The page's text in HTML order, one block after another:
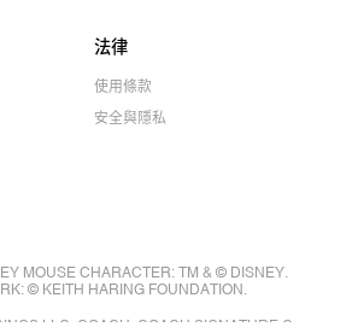
法律
使用條款
安全與隱私
MOUSE CHARACTER: TM & © DISNEY.
© KEITH HARING FOUNDATION.
LLC. COACH, COACH SIGNATURE C